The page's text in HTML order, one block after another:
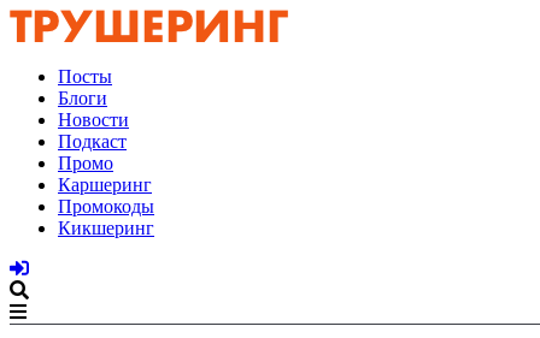
Посты
Блоги
Новости
Подкаст
Промо
Каршеринг
Промокоды
Кикшеринг